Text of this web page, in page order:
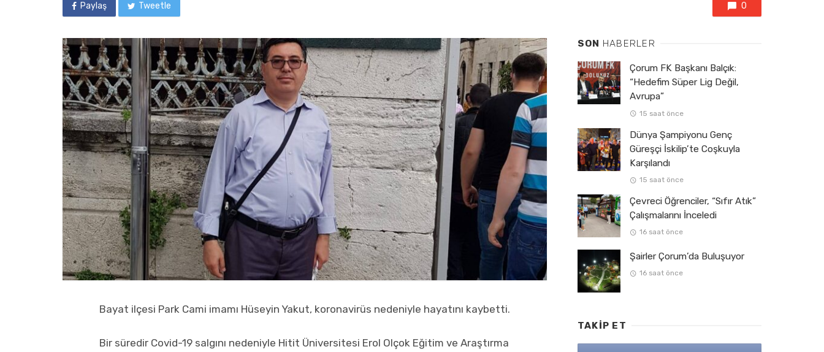
Paylaş Tweetle 0
Bayat ilçesi Park Cami imamı Hüseyin Yakut, koronavirüs nedeniyle hayatını kaybetti.
Bir süredir Covid-19 salgını nedeniyle Hitit Üniversitesi Erol Olçok Eğitim ve Araştırma
SON HABERLER
Çorum FK Başkanı Balçık:
“Hedefim Süper Lig Değil,
Avrupa”
15 saat önce
Dünya Şampiyonu Genç
Güreşçi İskilip’te Coşkuyla
Karşılandı
15 saat önce
Çevreci Öğrenciler, “Sıfır Atık”
Çalışmalarını İnceledi
16 saat önce
Şairler Çorum’da Buluşuyor
16 saat önce
TAKIP ET